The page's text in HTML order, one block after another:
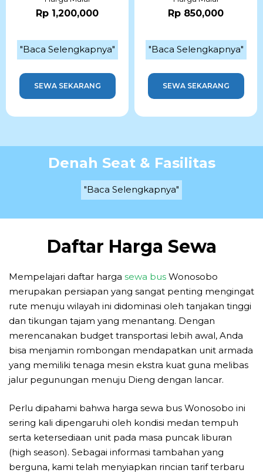
Rp 1,200,000
"Baca Selengkapnya"
SEWA SEKARANG
Rp 850,000
"Baca Selengkapnya"
SEWA SEKARANG
Denah Seat & Fasilitas
"Baca Selengkapnya"
Daftar Harga Sewa
Mempelajari daftar harga sewa bus Wonosobo
merupakan persiapan yang sangat penting mengingat
rute menuju wilayah ini didominasi oleh tanjakan tinggi
dan tikungan tajam yang menantang. Dengan
merencanakan budget transportasi lebih awal, Anda
bisa menjamin rombongan mendapatkan unit armada
yang memiliki tenaga mesin ekstra kuat guna melibas
jalur pegunungan menuju Dieng dengan lancar.
Perlu dipahami bahwa harga sewa bus Wonosobo ini
sering kali dipengaruhi oleh kondisi medan tempuh
serta ketersediaan unit pada masa puncak liburan
(high season). Sebagai informasi tambahan yang
berguna, kami telah menyiapkan rincian tarif terbaru